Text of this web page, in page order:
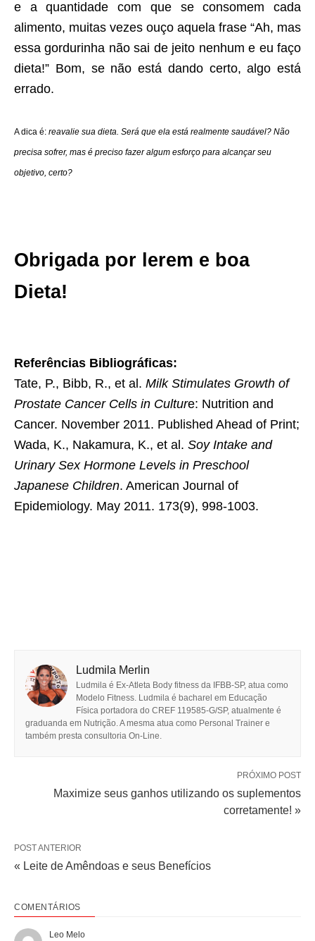
e a quantidade com que se consomem cada
alimento, muitas vezes ouço aquela frase “Ah, mas
essa gordurinha não sai de jeito nenhum e eu faço
dieta!” Bom, se não está dando certo, algo está
errado.
A dica é: reavalie sua dieta. Será que ela está realmente saudável? Não
precisa sofrer, mas é preciso fazer algum esforço para alcançar seu
objetivo, certo?
Obrigada por lerem e boa
Dieta!
Referências Bibliográficas:
Tate, P., Bibb, R., et al. Milk Stimulates Growth of
Prostate Cancer Cells in Culture: Nutrition and
Cancer. November 2011. Published Ahead of Print;
Wada, K., Nakamura, K., et al. Soy Intake and
Urinary Sex Hormone Levels in Preschool
Japanese Children. American Journal of
Epidemiology. May 2011. 173(9), 998-1003.
Ludmila Merlin
Ludmila é Ex-Atleta Body fitness da IFBB-SP, atua como
Modelo Fitness. Ludmila é bacharel em Educação
Física portadora do CREF 119585-G/SP, atualmente é
graduanda em Nutrição. A mesma atua como Personal Trainer e
também presta consultoria On-Line.
PRÓXIMO POST
Maximize seus ganhos utilizando os suplementos
corretamente! »
POST ANTERIOR
« Leite de Amêndoas e seus Benefícios
COMENTÁRIOS
Leo Melo